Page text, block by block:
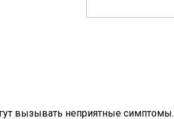
вызывать неприятные симптомы.